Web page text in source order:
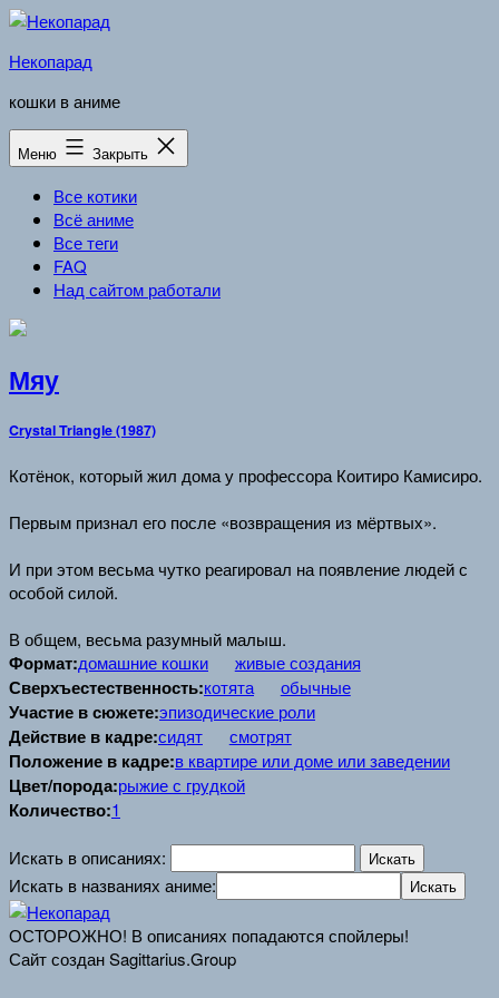
Перейти
содержимому
Некопарад
кошки в аниме
Меню Закрыть
Все котики
Всё аниме
Все теги
FAQ
Над сайтом работали
Мяу
Crystal Triangle (1987)
Котёнок, который жил дома у профессора Коитиро Камисиро.
Первым признал его после «возвращения из мёртвых».
И при этом весьма чутко реагировал на появление людей с
особой силой.
В общем, весьма разумный малыш.
Формат:домашние кошки живые создания
Сверхъестественность:котята обычные
Участие в сюжете:эпизодические роли
Действие в кадре:сидят смотрят
Положение в кадре:в квартире или доме или заведении
Цвет/порода:рыжие с грудкой
Количество:1
Искать в описаниях:
Искать в названиях аниме:
ОСТОРОЖНО! В описаниях попадаются спойлеры!
Сайт создан Sagittarius.Group